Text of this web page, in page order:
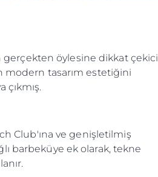
öylesine dikkat çekici
modern tasarım estetiğini
çıkmış.
Club'ına ve genişletilmiş
barbeküye ek olarak, tekne